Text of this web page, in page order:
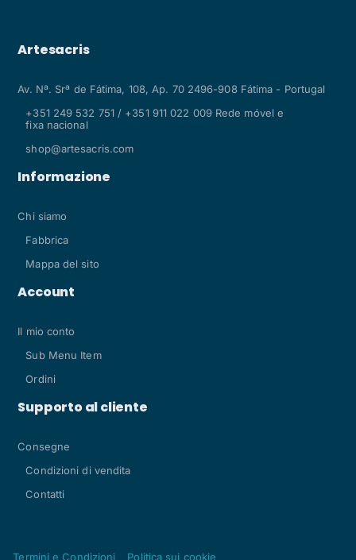
Artesacris
Av. Nª. Srª de Fátima, 108, Ap. 70 2496-908 Fátima - Portugal
+351 249 532 751 / +351 911 022 009 Rede móvel e
fixa nacional
shop@artesacris.com
Informazione
Chi siamo
Fabbrica
Mappa del sito
Account
Il mio conto
Sub Menu Item
Ordini
Supporto al cliente
Consegne
Condizioni di vendita
Contatti
Termini e Condizioni Politica sui cookie